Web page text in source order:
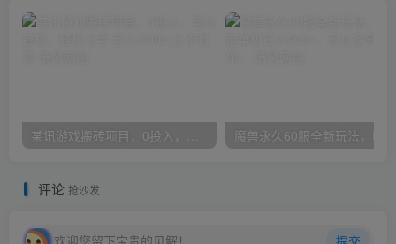
某讯游戏搬砖项目，0投入，可以挂机，轻松上手,月入3000+上不封顶
评论 抢沙发